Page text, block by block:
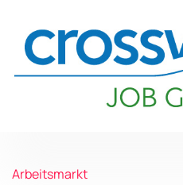
Arbeitsmarkt